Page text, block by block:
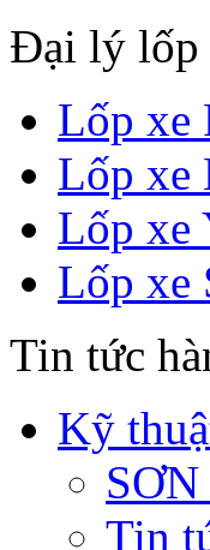
Đại lý lốp
Lốp xe
Lốp xe
Lốp xe
Lốp xe
Tin tức
Kỹ
Tin